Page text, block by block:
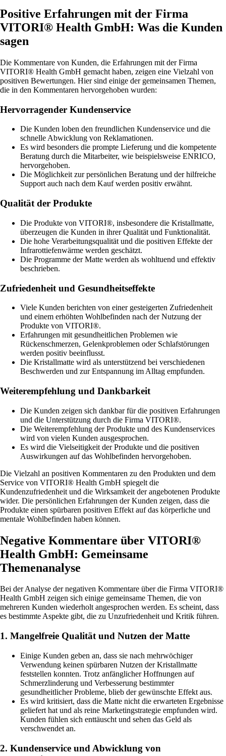
Positive Erfahrungen mit der Firma
VITORI® Health GmbH: Was die Kunden
sagen
Die Kommentare von Kunden, die Erfahrungen mit der Firma
VITORI® Health GmbH gemacht haben, zeigen eine Vielzahl von
positiven Bewertungen. Hier sind einige der gemeinsamen Themen,
die in den Kommentaren hervorgehoben wurden:
Hervorragender Kundenservice
Die Kunden loben den freundlichen Kundenservice und die
schnelle Abwicklung von Reklamationen.
Es wird besonders die prompte Lieferung und die kompetente
Beratung durch die Mitarbeiter, wie beispielsweise ENRICO,
hervorgehoben.
Die Möglichkeit zur persönlichen Beratung und der hilfreiche
Support auch nach dem Kauf werden positiv erwähnt.
Qualität der Produkte
Die Produkte von VITORI®, insbesondere die Kristallmatte,
überzeugen die Kunden in ihrer Qualität und Funktionalität.
Die hohe Verarbeitungsqualität und die positiven Effekte der
Infrarottiefenwärme werden geschätzt.
Die Programme der Matte werden als wohltuend und effektiv
beschrieben.
Zufriedenheit und Gesundheitseffekte
Viele Kunden berichten von einer gesteigerten Zufriedenheit
und einem erhöhten Wohlbefinden nach der Nutzung der
Produkte von VITORI®.
Erfahrungen mit gesundheitlichen Problemen wie
Rückenschmerzen, Gelenkproblemen oder Schlafstörungen
werden positiv beeinflusst.
Die Kristallmatte wird als unterstützend bei verschiedenen
Beschwerden und zur Entspannung im Alltag empfunden.
Weiterempfehlung und Dankbarkeit
Die Kunden zeigen sich dankbar für die positiven Erfahrungen
und die Unterstützung durch die Firma VITORI®.
Die Weiterempfehlung der Produkte und des Kundenservices
wird von vielen Kunden ausgesprochen.
Es wird die Vielseitigkeit der Produkte und die positiven
Auswirkungen auf das Wohlbefinden hervorgehoben.
Die Vielzahl an positiven Kommentaren zu den Produkten und dem
Service von VITORI® Health GmbH spiegelt die
Kundenzufriedenheit und die Wirksamkeit der angebotenen Produkte
wider. Die persönlichen Erfahrungen der Kunden zeigen, dass die
Produkte einen spürbaren positiven Effekt auf das körperliche und
mentale Wohlbefinden haben können.
Negative Kommentare über VITORI®
Health GmbH: Gemeinsame
Themenanalyse
Bei der Analyse der negativen Kommentare über die Firma VITORI®
Health GmbH zeigen sich einige gemeinsame Themen, die von
mehreren Kunden wiederholt angesprochen werden. Es scheint, dass
es bestimmte Aspekte gibt, die zu Unzufriedenheit und Kritik führen.
1. Mangelfreie Qualität und Nutzen der Matte
Einige Kunden geben an, dass sie nach mehrwöchiger
Verwendung keinen spürbaren Nutzen der Kristallmatte
feststellen konnten. Trotz anfänglicher Hoffnungen auf
Schmerzlinderung und Verbesserung bestimmter
gesundheitlicher Probleme, blieb der gewünschte Effekt aus.
Es wird kritisiert, dass die Matte nicht die erwarteten Ergebnisse
geliefert hat und als reine Marketingstrategie empfunden wird.
Kunden fühlen sich enttäuscht und sehen das Geld als
verschwendet an.
2. Kundenservice und Abwicklung von